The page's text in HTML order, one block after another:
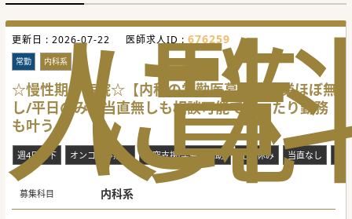
人
に
覧
更新日 : 2026-07-22 医師求人ID : 676259
常勤 内科系
☆慢性期の病院☆【内科の常勤医募集】残業ほぼ無
し/平日のみ・当直無しも相談可能でゆったり勤務
も叶う！
週4日以下 オンコール無し 研究支援(学会費補助) 土日休み 当直なし
募集科目 内科系